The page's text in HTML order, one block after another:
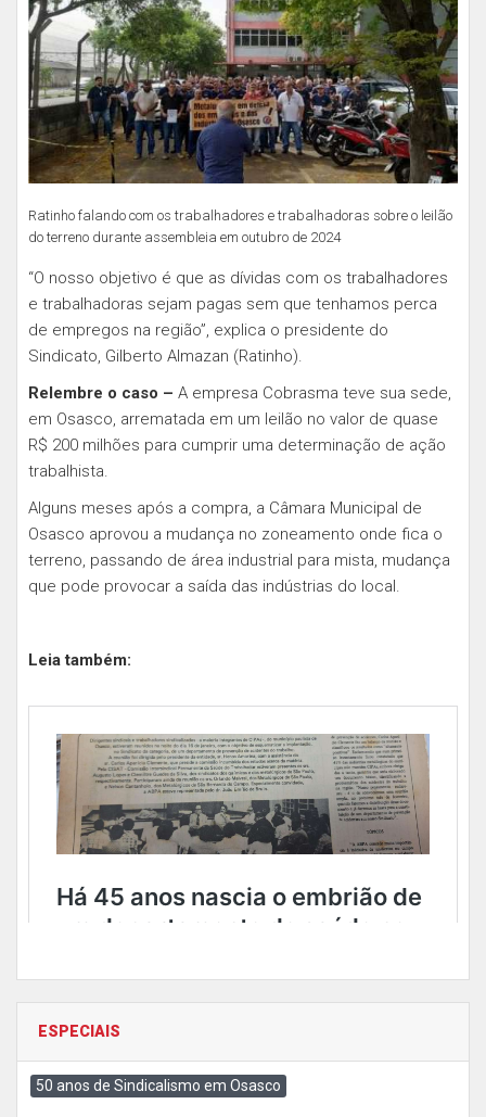
Ratinho falando com os trabalhadores e trabalhadoras sobre o leilão
do terreno durante assembleia em outubro de 2024
“O nosso objetivo é que as dívidas com os trabalhadores
e trabalhadoras sejam pagas sem que tenhamos perca
de empregos na região”, explica o presidente do
Sindicato, Gilberto Almazan (Ratinho).
Relembre o caso – A empresa Cobrasma teve sua sede,
em Osasco, arrematada em um leilão no valor de quase
R$ 200 milhões para cumprir uma determinação de ação
trabalhista.
Alguns meses após a compra, a Câmara Municipal de
Osasco aprovou a mudança no zoneamento onde fica o
terreno, passando de área industrial para mista, mudança
que pode provocar a saída das indústrias do local.
Leia também:
ESPECIAIS
50 anos de Sindicalismo em Osasco